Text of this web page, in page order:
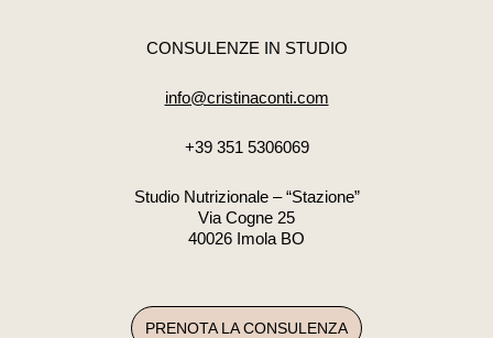
CONSULENZE IN STUDIO
info@cristinaconti.com
+39 351 5306069
Studio Nutrizionale – “Stazione”
Via Cogne 25
40026 Imola BO
PRENOTA LA CONSULENZA